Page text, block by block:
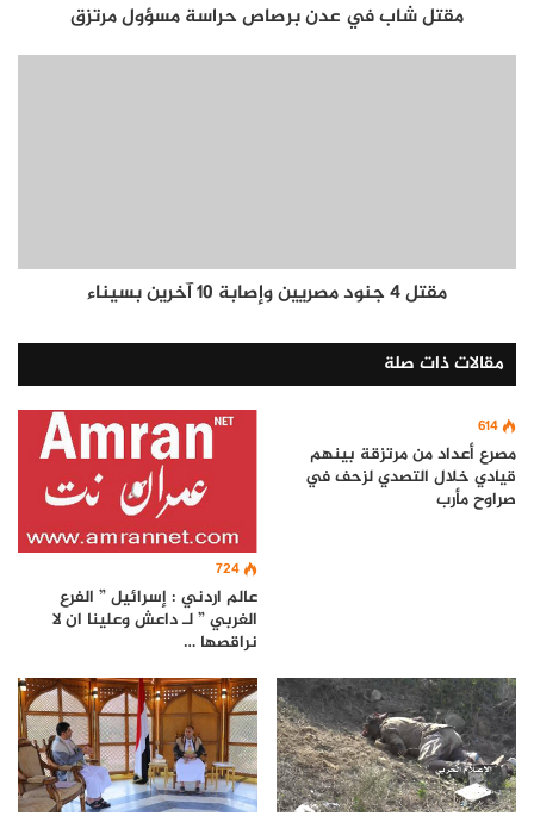
مقتل شاب في عدن برصاص حراسة مسؤول مرتزق
مقتل 4 جنود مصريين وإصابة 10 آخرين بسيناء
مقالات ذات صلة
614
مصرع أعداد من مرتزقة بينهم
قيادي خلال التصدي لزحف في
صراوح مأرب
724
عالم اردني : إسرائيل ” الفرع
الغربي ” لـ داعش وعلينا ان لا
نراقصها …